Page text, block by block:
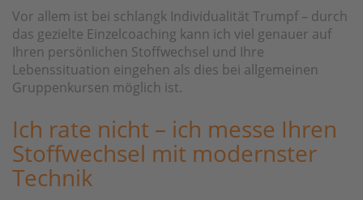
Vor allem ist bei schlangk Individualität Trumpf – durch
das gezielte Einzelcoaching kann ich viel genauer auf
Ihren persönlichen Stoffwechsel und Ihre
Lebenssituation eingehen als dies bei allgemeinen
Gruppenkursen möglich ist.
Ich rate nicht – ich messe Ihren
Stoffwechsel mit modernster
Technik